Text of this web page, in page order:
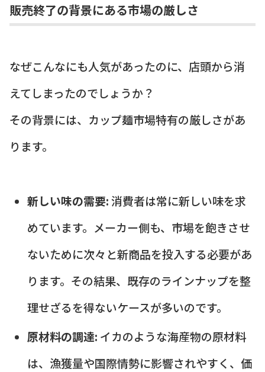
販売終了の背景にある市場の厳しさ
なぜこんなにも人気があったのに、店頭から消
えてしまったのでしょうか？
その背景には、カップ麺市場特有の厳しさがあ
ります。
新しい味の需要:消費者は常に新しい味を求
めています。メーカー側も、市場を飽きさせ
ないために次々と新商品を投入する必要があ
ります。その結果、既存のラインナップを整
理せざるを得ないケースが多いのです。
原材料の調達: イカのような海産物の原材料
は、漁獲量や国際情勢に影響されやすく、価